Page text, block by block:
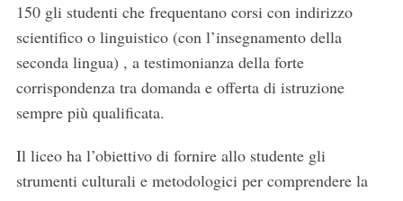
150 gli studenti che frequentano corsi con indirizzo
scientifico o linguistico (con l’insegnamento della
seconda lingua) , a testimonianza della forte
corrispondenza tra domanda e offerta di istruzione
sempre più qualificata.
Il liceo ha l’obiettivo di fornire allo studente gli
strumenti culturali e metodologici per comprendere la